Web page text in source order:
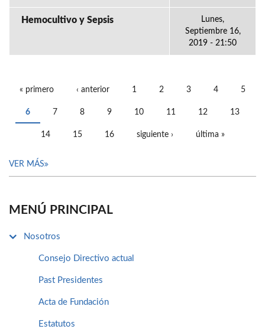
Hemocultivo y Sepsis
Lunes,
Septiembre 16,
2019 - 21:50
« primero ‹ anterior 1 2 3 4 5
6 7 8 9 10 11 12 13
14 15 16 siguiente › última »
VER MÁS
MENÚ PRINCIPAL
Nosotros
Consejo Directivo actual
Past Presidentes
Acta de Fundación
Estatutos